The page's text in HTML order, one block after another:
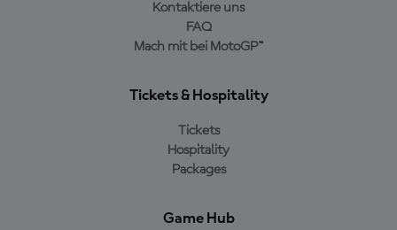
Kontaktiere uns
FAQ
Mach mit bei MotoGP™
Tickets & Hospitality
Tickets
Hospitality
Packages
Game Hub